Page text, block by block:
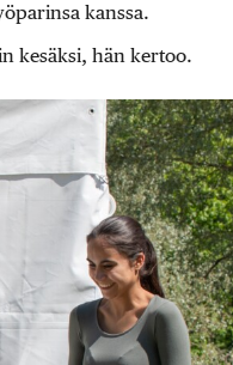
kanssa.
kesäksi, hän kertoo.